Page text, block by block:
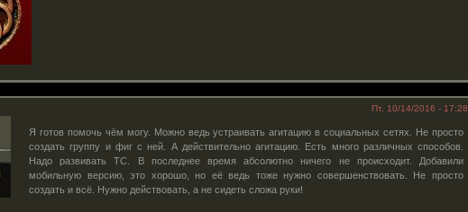
Пт, 10/14/2016 - 17:28
Я готов помочь чём могу. Можно ведь устраивать агитацию в социальных сетях. Не просто
создать группу и фиг с ней. А действительно агитацию. Есть много различных способов.
Надо развивать ТС. В последнее время абсолютно ничего не происходит. Добавили
мобильную версию, это хорошо, но её ведь тоже нужно совершенствовать. Не просто
создать и всё. Нужно действовать, а не сидеть сложа руки!